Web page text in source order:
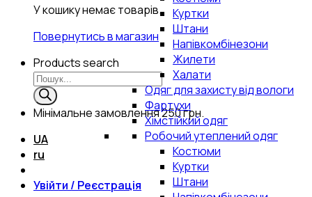
У кошику немає товарів.
Повернутись в магазин
Products search
Мінімальне замовлення250 грн.
UA
ru
Увійти / Реєстрація
Куртки
Штани
Напівкомбінезони
Жилети
Халати
Одяг для захисту від вологи
Фартухи
Хімстійкий одяг
Робочий утеплений одяг
Костюми
Куртки
Штани